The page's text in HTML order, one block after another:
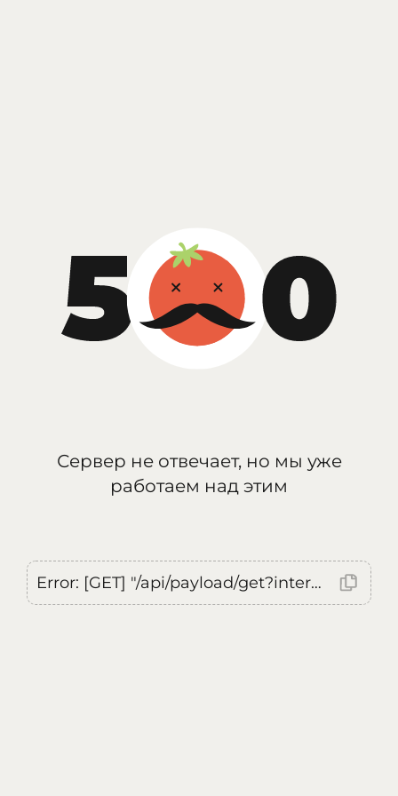
Сервер не отвечает, но мы уже
работаем над этим
Error: [GET] "/api/payload/get?internal=true&currentLocale=ru": <no response> Failed to fetch